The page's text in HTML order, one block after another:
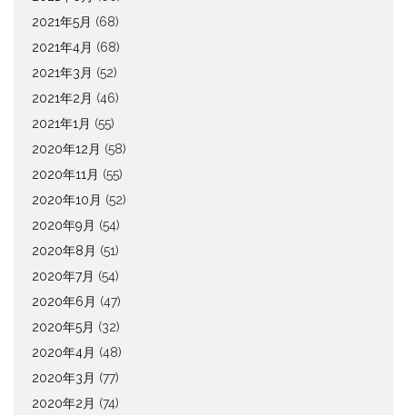
2021年5月 (68)
2021年4月 (68)
2021年3月 (52)
2021年2月 (46)
2021年1月 (55)
2020年12月 (58)
2020年11月 (55)
2020年10月 (52)
2020年9月 (54)
2020年8月 (51)
2020年7月 (54)
2020年6月 (47)
2020年5月 (32)
2020年4月 (48)
2020年3月 (77)
2020年2月 (74)